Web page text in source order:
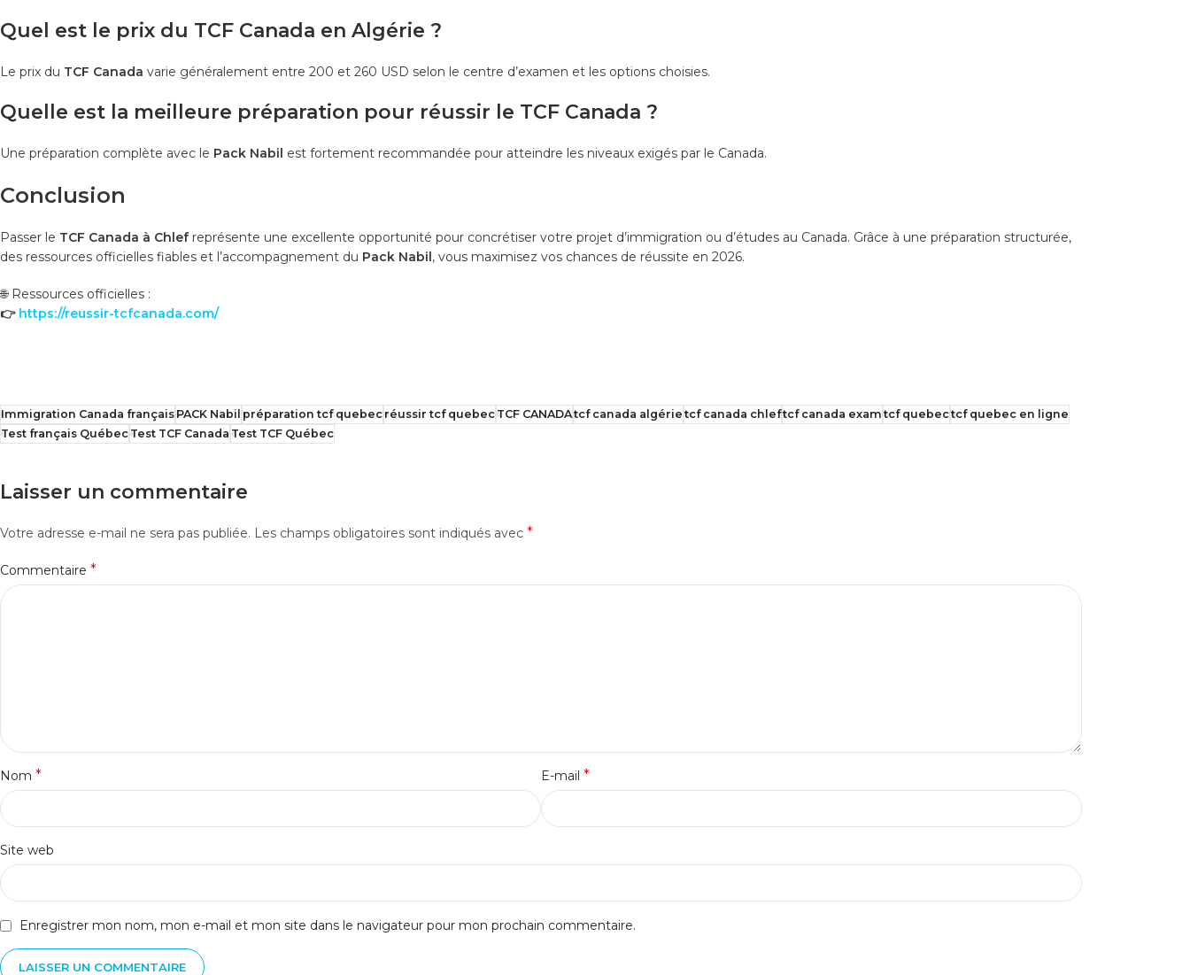
Quel est le prix du TCF Canada en Algérie ?
Le prix du TCF Canada varie généralement entre 200 et 260 USD selon le centre d’examen et les options choisies.
Quelle est la meilleure préparation pour réussir le TCF Canada ?
Une préparation complète avec le Pack Nabil est fortement recommandée pour atteindre les niveaux exigés par le Canada.
Conclusion
Passer le TCF Canada à Chlefreprésente une excellente opportunité pour concrétiser votre projet d’immigration ou d’études au Canada. Grâce à une préparation structurée,
des ressources officielles fiables et l’accompagnement du Pack Nabil, vous maximisez vos chances de réussite en 2026.
🌐 Ressources officielles :
👉 https://reussir-tcfcanada.com/
Immigration Canada françaisPACK Nabil préparation tcf quebecréussir tcf quebecTCF CANADAtcf canada algérie tcf canada chleftcf canada exam tcf quebectcf quebec en ligne
Test français QuébecTest TCF Canada Test TCF Québec
Laisser un commentaire
Votre adresse e-mail ne sera pas publiée. Les champs obligatoires sont indiqués avec *
Commentaire *
Nom * E-mail *
Site web
Enregistrer mon nom, mon e-mail et mon site dans le navigateur pour mon prochain commentaire.